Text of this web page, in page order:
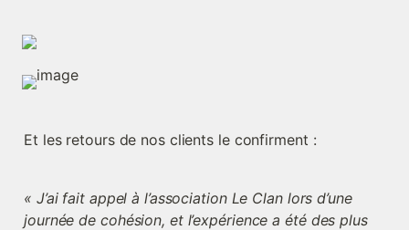
Et les retours de nos clients le confirment :
« J’ai fait appel à l’association Le Clan lors d’une
journée de cohésion, et l’expérience a été des plus